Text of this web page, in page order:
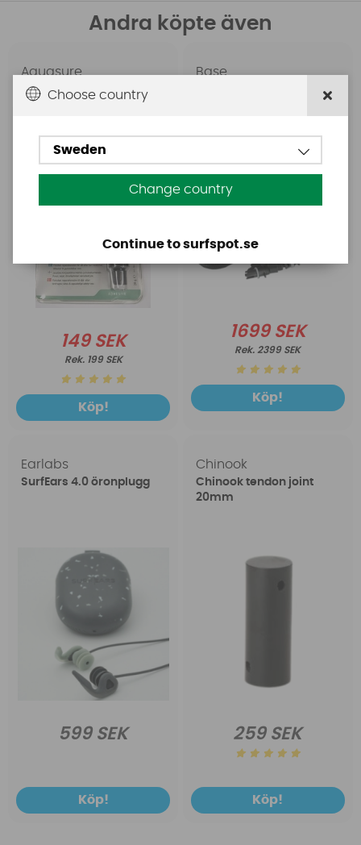
Andra köpte även
Aquasure
Aquasure FD
149 SEK
199 SEK
Köp!
Base
1699 SEK
2399 SEK
Köp!
Earlabs
SurfEars 4.0 öronplugg
599 SEK
Köp!
Chinook
Chinook tendon joint
20mm
259 SEK
Köp!
Choose country
Sweden
Change country
Continue to surfspot.se